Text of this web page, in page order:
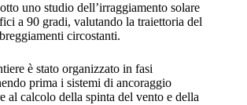
uno studio dell’irraggiamento solare
a 90 gradi, valutando la traiettoria del
circostanti.
è stato organizzato in fasi
prima i sistemi di ancoraggio
al calcolo della spinta del vento e della